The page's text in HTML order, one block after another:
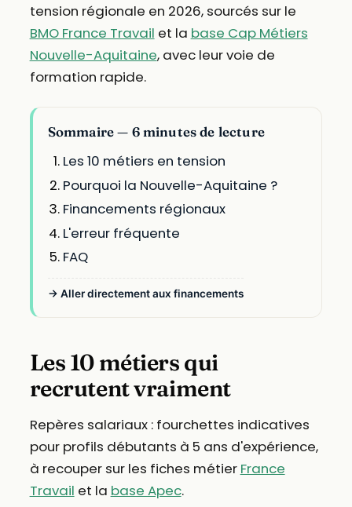
tension régionale en 2026, sourcés sur le
BMO France Travail et la base Cap Métiers
Nouvelle-Aquitaine, avec leur voie de
formation rapide.
Sommaire — 6 minutes de lecture
Les 10 métiers en tension
Pourquoi la Nouvelle-Aquitaine ?
Financements régionaux
L'erreur fréquente
FAQ
→ Aller directement aux financements
Les 10 métiers qui
recrutent vraiment
Repères salariaux : fourchettes indicatives
pour profils débutants à 5 ans d'expérience,
à recouper sur les fiches métier France
Travail et la base Apec.